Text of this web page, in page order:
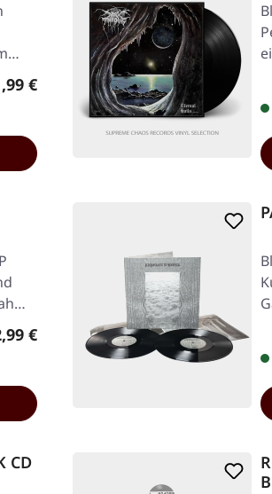
Preis:
€
Preis:
€
CD